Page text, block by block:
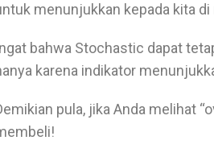
menunjukkan kepada kita
bahwa Stochastic dapat
karena indikator
pula, jika Anda melihat